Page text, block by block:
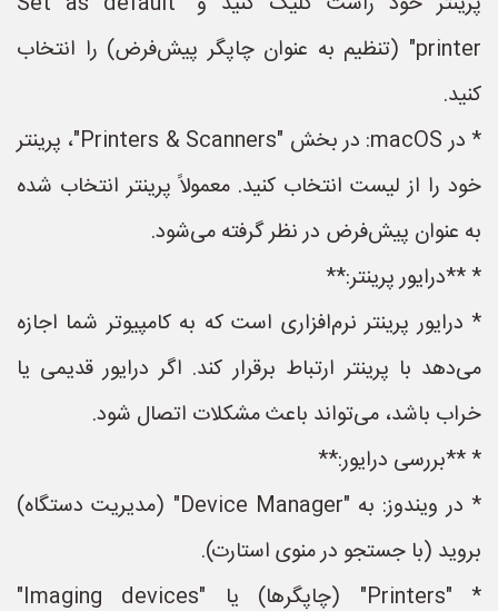
printer" (تنظیم به عنوان چاپگر پیش‌فرض) را انتخاب
کنید.
* در macOS: در بخش "Printers & Scanners"، پرینتر
خود را از لیست انتخاب کنید. معمولاً پرینتر انتخاب شده
به عنوان پیش‌فرض در نظر گرفته می‌شود.
* **درایور پرینتر:**
* درایور پرینتر نرم‌افزاری است که به کامپیوتر شما اجازه
می‌دهد با پرینتر ارتباط برقرار کند. اگر درایور قدیمی یا
خراب باشد، می‌تواند باعث مشکلات اتصال شود.
* **بررسی درایور:**
* در ویندوز: به "Device Manager" (مدیریت دستگاه)
بروید (با جستجو در منوی استارت).
* "Printers" (چاپگرها) یا "Imaging devices"